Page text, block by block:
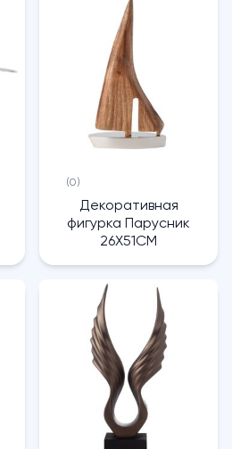
(0)
Декоративная
фигурка Парусник
26X51CM